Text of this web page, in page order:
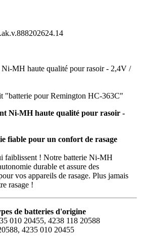
Ni-MH haute qualité pour rasoir - 2,4V /
"batterie pour Remington HC-363C"
Ni-MH haute qualité pour rasoir -
fiable pour un confort de rasage
faiblissent ! Notre batterie Ni-MH
durable et assure des
vos appareils de rasage. Plus jamais
rasage !
de batteries d'origine
010 20455, 4238 118 20588
4235 010 20455